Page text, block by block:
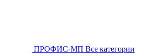
ПРОФИС-МП Все категории